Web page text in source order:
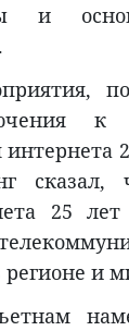
и
к
сказал,
25
и